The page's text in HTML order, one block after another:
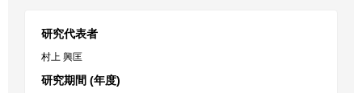
研究代表者
村上 興匡
研究期間 (年度)